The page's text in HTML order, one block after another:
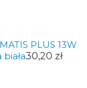
PLUS 13W
30,20 zł